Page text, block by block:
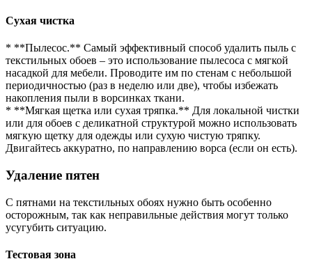
Сухая чистка
* **Пылесос.** Самый эффективный способ удалить пыль с
текстильных обоев – это использование пылесоса с мягкой
насадкой для мебели. Проводите им по стенам с небольшой
периодичностью (раз в неделю или две), чтобы избежать
накопления пыли в ворсинках ткани.
* **Мягкая щетка или сухая тряпка.** Для локальной чистки
или для обоев с деликатной структурой можно использовать
мягкую щетку для одежды или сухую чистую тряпку.
Двигайтесь аккуратно, по направлению ворса (если он есть).
Удаление пятен
С пятнами на текстильных обоях нужно быть особенно
осторожным, так как неправильные действия могут только
усугубить ситуацию.
Тестовая зона